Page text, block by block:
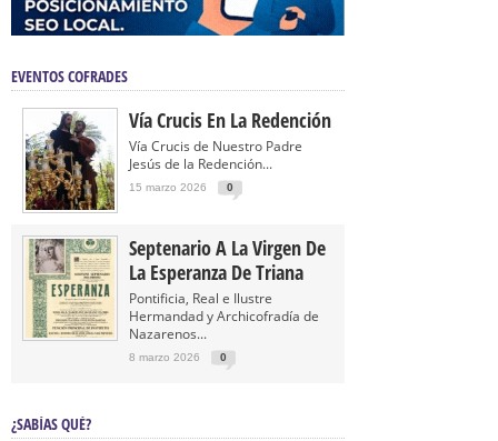
EVENTOS COFRADES
Vía Crucis En La Redención
Vía Crucis de Nuestro Padre
Jesús de la Redención...
15 marzo 2026 0
Septenario A La Virgen De
La Esperanza De Triana
Pontificia, Real e Ilustre
Hermandad y Archicofradía de
Nazarenos...
8 marzo 2026 0
¿SABÍAS QUÉ?